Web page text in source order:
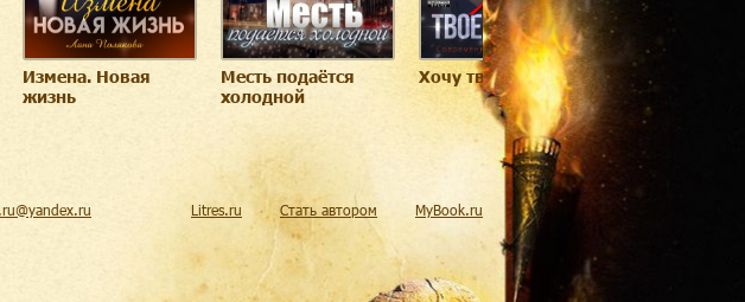
Измена. Новая
жизнь
Месть подаётся
холодной
Хочу твоего мужа
Измена.
в семью
Litres.ru Стать автором MyBook.ru